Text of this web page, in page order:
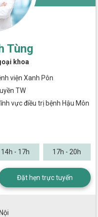
Tùng
khoa
viện Xanh Pôn
TW
vực điều trị bệnh Hậu Môn
14h - 17h 17h - 20h
Đặt hẹn trực tuyến